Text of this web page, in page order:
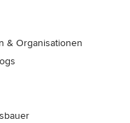
& Organisationen